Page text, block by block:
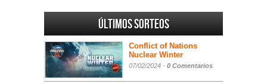
Últimos sorteos
Conflict of Nations
Nuclear Winter
07/02/2024 - 0 Comentarios